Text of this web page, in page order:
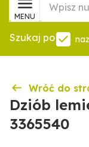
MENU
Szukaj po
Wróć do
Dziób
3365540